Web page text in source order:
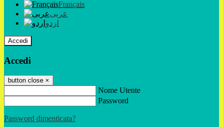
Français
عربى
اردو
Accedi
Accedi
button close ×
Nome Utente
Password
Password dimenticata?